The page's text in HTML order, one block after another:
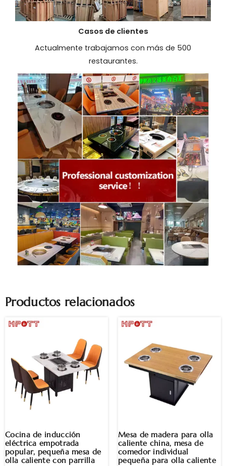
Casos de clientes
Actualmente trabajamos con más de 500
restaurantes.
Productos relacionados
Cocina de inducción
eléctrica empotrada
popular, pequeña mesa de
olla caliente con parrilla
Mesa de madera para olla
caliente china, mesa de
comedor individual
pequeña para olla caliente